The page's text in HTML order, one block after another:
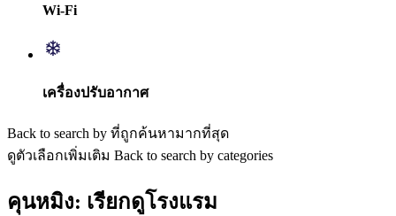
Wi-Fi
เครื่องปรับอากาศ
Back to search by ที่ถูกค้นหามากที่สุด
ดูตัวเลือกเพิ่มเติม Back to search by categories
คุนหมิง: เรียกดูโรงแรม